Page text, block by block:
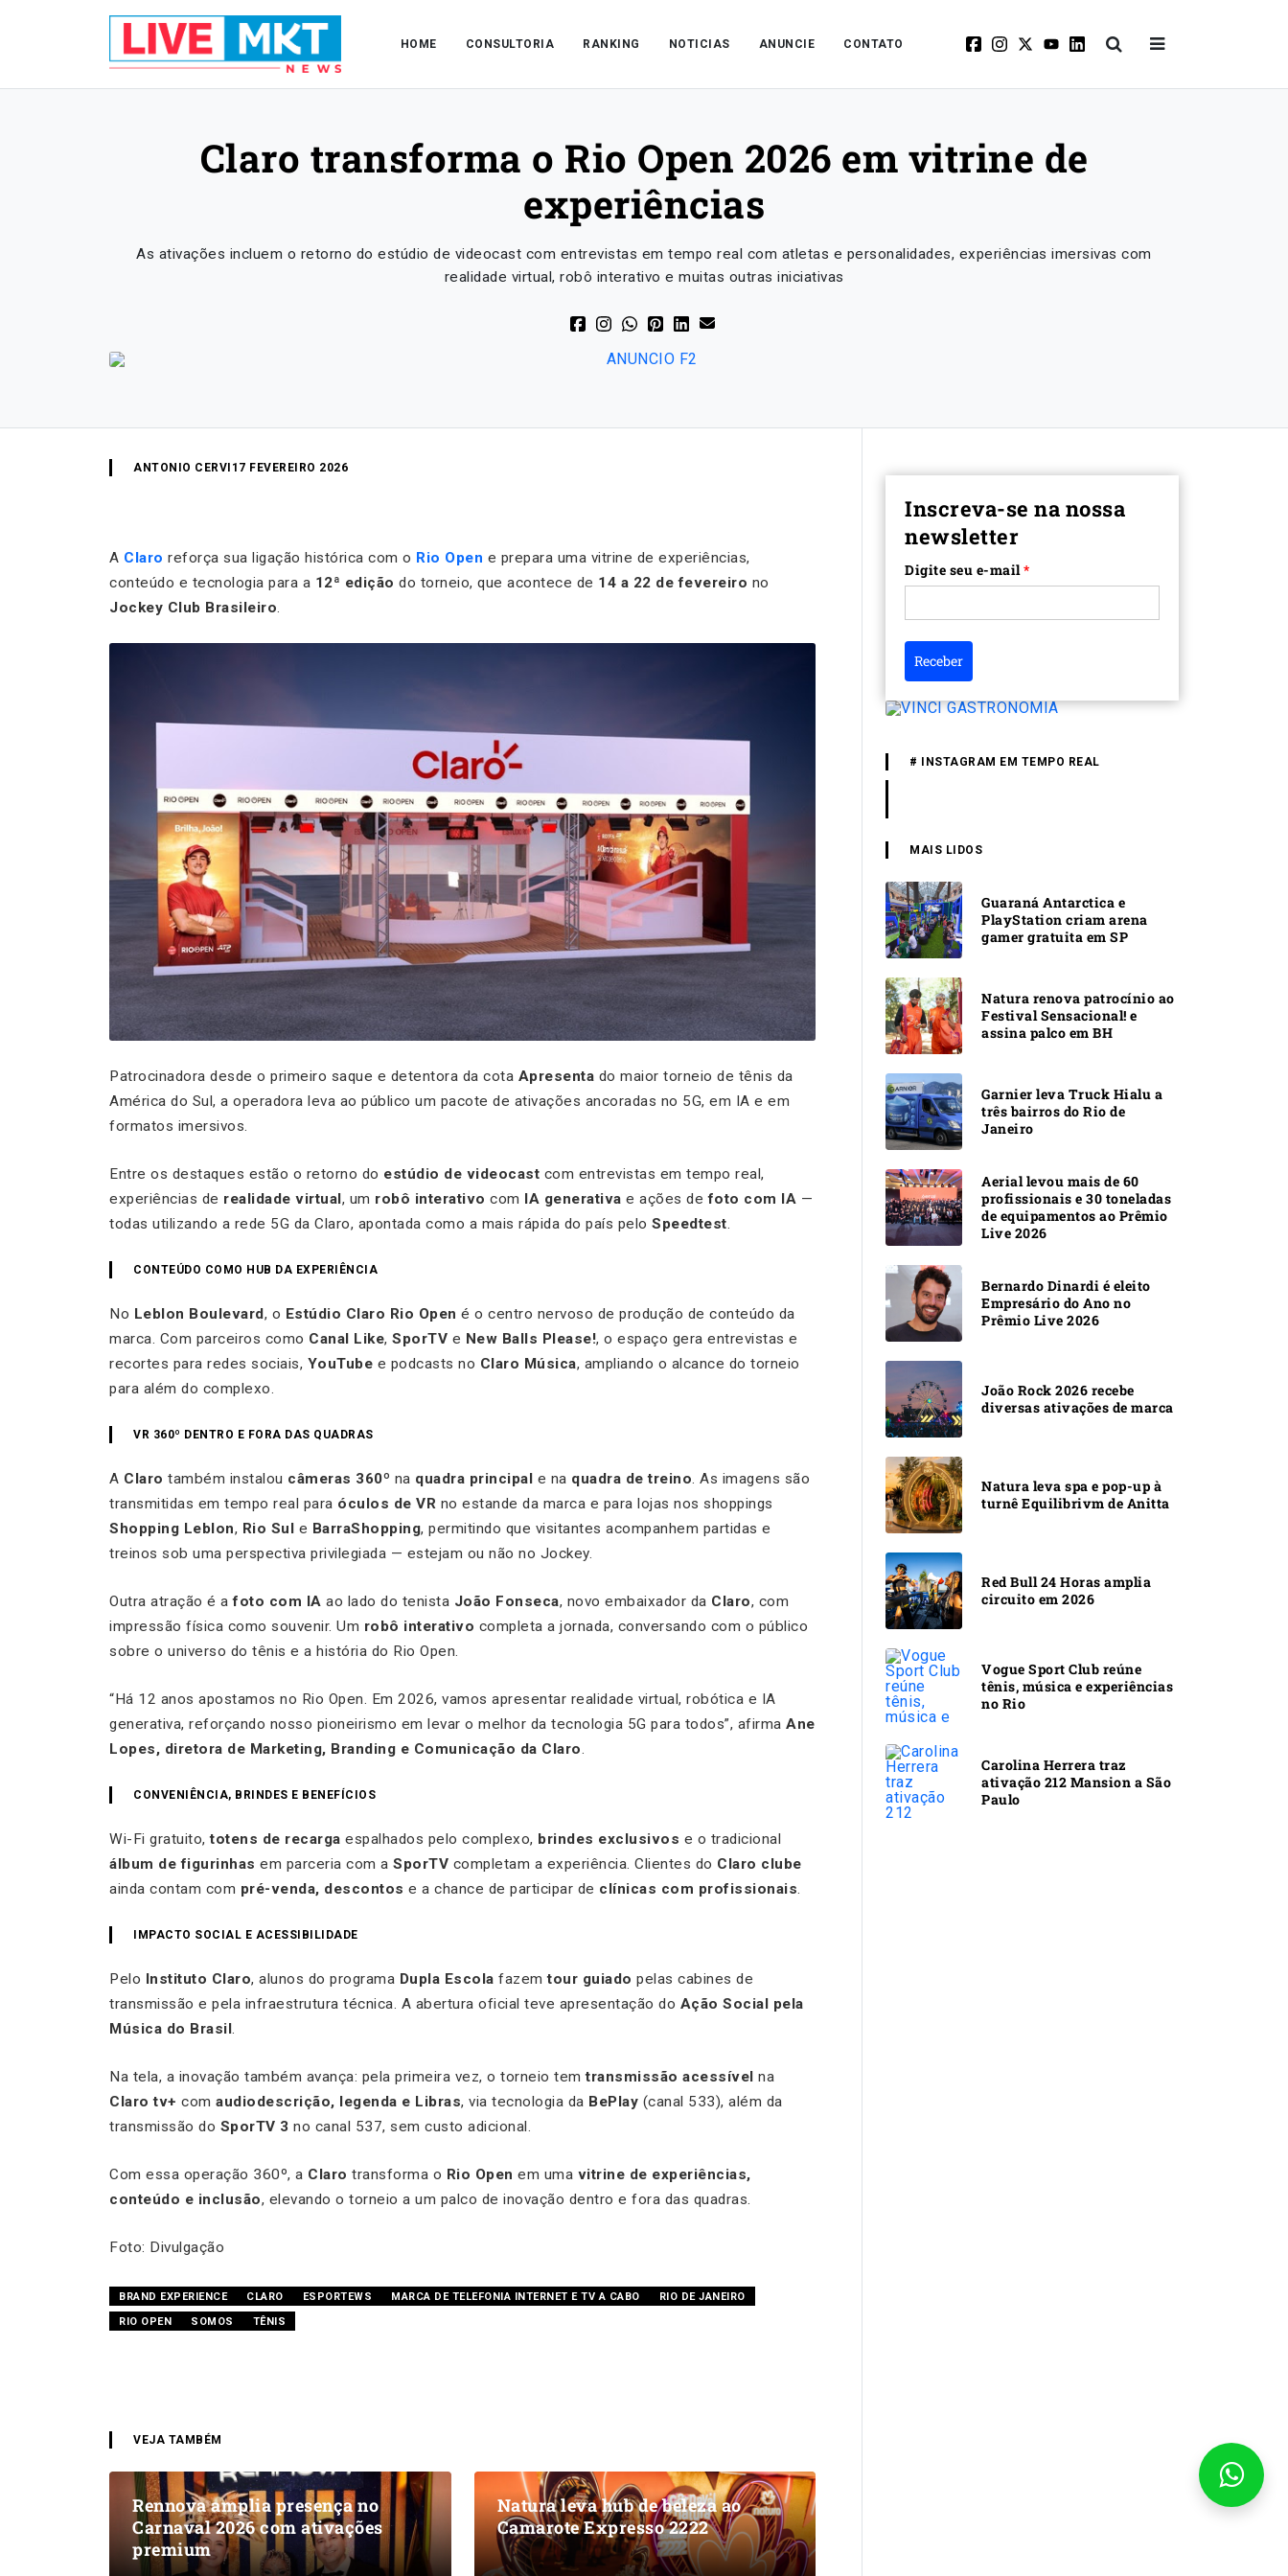
HOME CONSULTORIA RANKING NOTICIAS ANUNCIE CONTATO
Claro transforma o Rio Open 2026 em vitrine de
experiências
As ativações incluem o retorno do estúdio de videocast com entrevistas em tempo real com atletas e personalidades, experiências imersivas com
realidade virtual, robô interativo e muitas outras iniciativas
ANTONIO CERVI 17 FEVEREIRO 2026
A Claro reforça sua ligação histórica com o Rio Open e prepara uma vitrine de experiências,
conteúdo e tecnologia para a 12ª edição do torneio, que acontece de 14 a 22 de fevereiro no
Jockey Club Brasileiro.
Patrocinadora desde o primeiro saque e detentora da cota Apresenta do maior torneio de tênis da
América do Sul, a operadora leva ao público um pacote de ativações ancoradas no 5G, em IA e em
formatos imersivos.
Entre os destaques estão o retorno do estúdio de videocast com entrevistas em tempo real,
experiências de realidade virtual, um robô interativo com IA generativa e ações defoto com IA —
todas utilizando a rede 5G da Claro, apontada como a mais rápida do país pelo Speedtest.
CONTEÚDO COMO HUB DA EXPERIÊNCIA
No Leblon Boulevard, o Estúdio Claro Rio Open é o centro nervoso de produção de conteúdo da
marca. Com parceiros como Canal Like, SporTV e New Balls Please!, o espaço gera entrevistas e
recortes para redes sociais, YouTube e podcasts no Claro Música, ampliando o alcance do torneio
para além do complexo.
VR 360º DENTRO E FORA DAS QUADRAS
A Claro também instalou câmeras 360º na quadra principal e na quadra de treino. As imagens são
transmitidas em tempo real para óculos de VR no estande da marca e para lojas nos shoppings
Shopping Leblon, Rio Sul e BarraShopping, permitindo que visitantes acompanhem partidas e
treinos sob uma perspectiva privilegiada — estejam ou não no Jockey.
Outra atração é afoto com IA ao lado do tenista João Fonseca, novo embaixador da Claro, com
impressão física como souvenir. Um robô interativo completa a jornada, conversando com o público
sobre o universo do tênis e a história do Rio Open.
“Há 12 anos apostamos no Rio Open. Em 2026, vamos apresentar realidade virtual, robótica e IA
generativa, reforçando nosso pioneirismo em levar o melhor da tecnologia 5G para todos”, afirma Ane
Lopes, diretora de Marketing, Branding e Comunicação da Claro.
CONVENIÊNCIA, BRINDES E BENEFÍCIOS
Wi-Fi gratuito,totens de recarga espalhados pelo complexo, brindes exclusivos e o tradicional
álbum de figurinhas em parceria com a SporTV completam a experiência. Clientes do Claro clube
ainda contam com pré-venda, descontos e a chance de participar de clínicas com profissionais.
IMPACTO SOCIAL E ACESSIBILIDADE
Pelo Instituto Claro, alunos do programa Dupla Escola fazemtour guiado pelas cabines de
transmissão e pela infraestrutura técnica. A abertura oficial teve apresentação do Ação Social pela
Música do Brasil.
Na tela, a inovação também avança: pela primeira vez, o torneio temtransmissão acessível na
Claro tv+ com audiodescrição, legenda e Libras, via tecnologia da BePlay (canal 533), além da
transmissão do SporTV 3 no canal 537, sem custo adicional.
Com essa operação 360º, a Claro transforma o Rio Open em uma vitrine de experiências,
conteúdo e inclusão, elevando o torneio a um palco de inovação dentro e fora das quadras.
Foto: Divulgação
BRAND EXPERIENCE CLARO ESPORTEWS MARCA DE TELEFONIA INTERNET E TV A CABO
RIO DE JANEIRO
RIO OPEN
SOMOS TÊNIS
VEJA TAMBÉM
Rennova amplia presença no
Carnaval 2026 com ativações
premium
Natura leva hub de beleza ao
Camarote Expresso 2222
Inscreva-se na nossa
newsletter
Digite seu e-mail*
Receber
# INSTAGRAM EM TEMPO REAL
MAIS LIDOS
Guaraná Antarctica e
PlayStation criam arena
gamer gratuita em SP
Natura renova patrocínio ao
Festival Sensacional! e
assina palco em BH
Garnier leva Truck Hialu a
três bairros do Rio de
Janeiro
Aerial levou mais de 60
profissionais e 30 toneladas
de equipamentos ao Prêmio
Live 2026
Bernardo Dinardi é eleito
Empresário do Ano no
Prêmio Live 2026
João Rock 2026 recebe
diversas ativações de marca
Natura leva spa e pop-up à
turnê Equilibrivm de Anitta
Red Bull 24 Horas amplia
circuito em 2026
Vogue Sport Club reúne
tênis, música e experiências
no Rio
Carolina Herrera traz
ativação 212 Mansion a São
Paulo